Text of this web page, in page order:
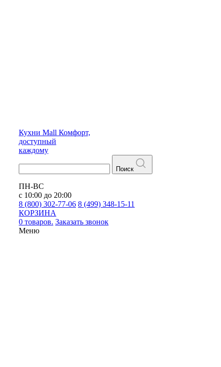
Кухни Mall Комфорт,
доступный
каждому
Поиск
ПН-ВС
с 10:00 до 20:00
8 (800) 302-77-06 8 (499) 348-15-11
КОРЗИНА
0 товаров. Заказать звонок
Меню